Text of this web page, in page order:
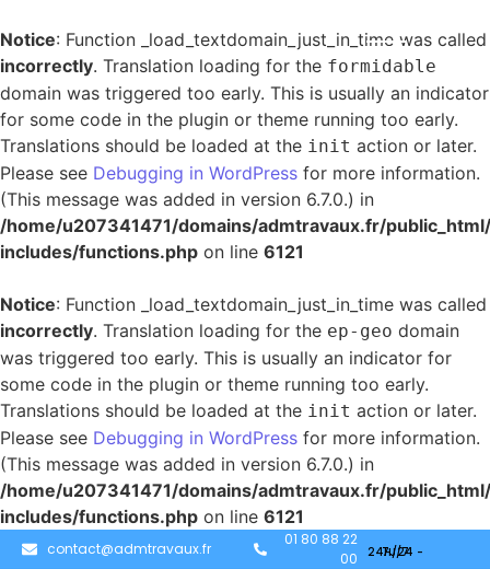
Notice: Function _load_textdomain_just_in_time was called
incorrectly. Translation loading for the formidable
domain was triggered too early. This is usually an indicator
for some code in the plugin or theme running too early.
Translations should be loaded at the init action or later.
Please see Debugging in WordPress for more information.
(This message was added in version 6.7.0.) in
/home/u207341471/domains/admtravaux.fr/
includes/functions.php on line 6121
Notice: Function _load_textdomain_just_in_time was called
incorrectly. Translation loading for the ep-geo domain
was triggered too early. This is usually an indicator for
some code in the plugin or theme running too early.
Translations should be loaded at the init action or later.
Please see Debugging in WordPress for more information.
(This message was added in version 6.7.0.) in
/home/u207341471/domains/admtravaux.fr/
includes/functions.php on line 6121
contact@admtravaux.fr
01 80 88 22
00